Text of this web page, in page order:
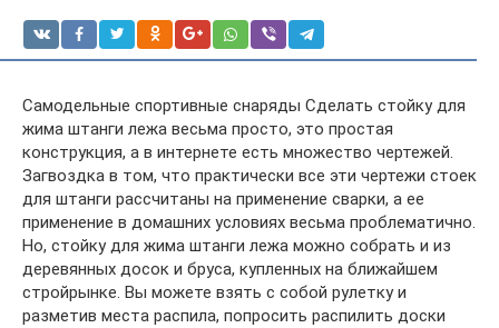
Самодельные спортивные снаряды Сделать стойку для
жима штанги лежа весьма просто, это простая
конструкция, а в интернете есть множество чертежей.
Загвоздка в том, что практически все эти чертежи стоек
для штанги рассчитаны на применение сварки, а ее
применение в домашних условиях весьма проблематично.
Но, стойку для жима штанги лежа можно собрать и из
деревянных досок и бруса, купленных на ближайшем
стройрынке. Вы можете взять с собой рулетку и
разметив места распила, попросить распилить доски